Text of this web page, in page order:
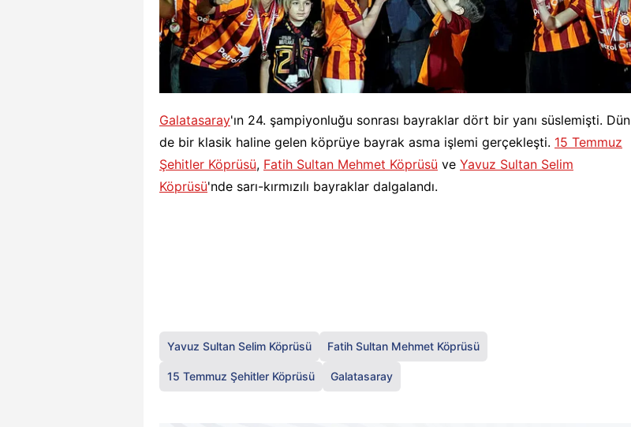
Galatasaray'ın 24. şampiyonluğu sonrası bayraklar dört bir yanı süslemişti. Dün
de bir klasik haline gelen köprüye bayrak asma işlemi gerçekleşti. 15 Temmuz
Şehitler Köprüsü, Fatih Sultan Mehmet Köprüsü ve Yavuz Sultan Selim
Köprüsü'nde sarı-kırmızılı bayraklar dalgalandı.
Yavuz Sultan Selim Köprüsü Fatih Sultan Mehmet Köprüsü
15 Temmuz Şehitler Köprüsü Galatasaray